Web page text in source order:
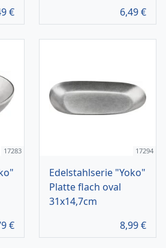
€ 6,49€
17283
€
17294
Edelstahlserie "Yoko"
Platte flach oval
31x14,7cm
8,99€